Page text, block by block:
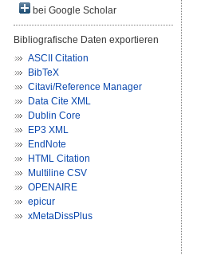
bei Google Scholar
Bibliografische Daten exportieren
ASCII Citation
BibTeX
Citavi/Reference Manager
Data Cite XML
Dublin Core
EP3 XML
EndNote
HTML Citation
Multiline CSV
OPENAIRE
epicur
xMetaDissPlus